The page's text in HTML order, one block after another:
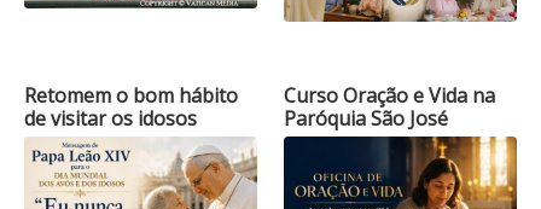
Retomem o bom hábito
de visitar os idosos
Curso Oração e Vida na
Paróquia São José